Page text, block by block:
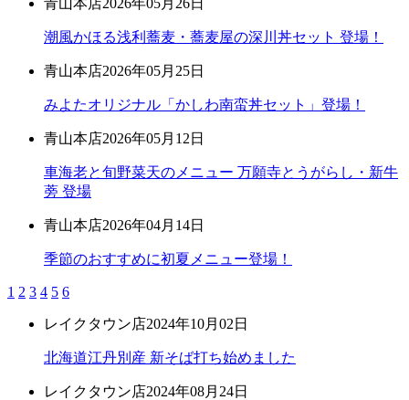
潮風かほる浅利蕎麦・蕎麦屋の深川丼セット 登場！
青山本店2026年05月25日
みよたオリジナル「かしわ南蛮丼セット」登場！
青山本店2026年05月12日
車海老と旬野菜天のメニュー 万願寺とうがらし・新牛
蒡 登場
青山本店2026年04月14日
季節のおすすめに初夏メニュー登場！
1 2 3 4 5 6
レイクタウン店2024年10月02日
北海道江丹別産 新そば打ち始めました
レイクタウン店2024年08月24日